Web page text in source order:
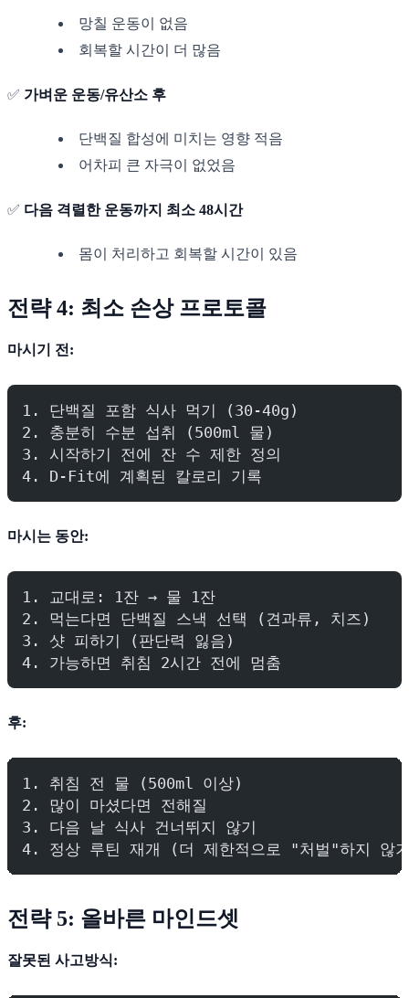
망칠 운동이 없음
회복할 시간이 더 많음
✅ 가벼운 운동/유산소 후
단백질 합성에 미치는 영향 적음
어차피 큰 자극이 없었음
✅ 다음 격렬한 운동까지 최소 48시간
몸이 처리하고 회복할 시간이 있음
전략 4: 최소 손상 프로토콜
마시기 전:
1. 단백질 포함 식사 먹기 (30-40g)
2. 충분히 수분 섭취 (500ml 물)
3. 시작하기 전에 잔 수 제한 정의
4. D-Fit에 계획된 칼로리 기록
마시는 동안:
1. 교대로: 1잔 → 물 1잔
2. 먹는다면 단백질 스낵 선택 (견과류, 치즈)
3. 샷 피하기 (판단력 잃음)
4. 가능하면 취침 2시간 전에 멈춤
후:
1. 취침 전 물 (500ml 이상)
2. 많이 마셨다면 전해질
3. 다음 날 식사 건너뛰지 않기
4. 정상 루틴 재개 (더 제한적으로 "처벌"하지 않
전략 5: 올바른 마인드셋
잘못된 사고방식: